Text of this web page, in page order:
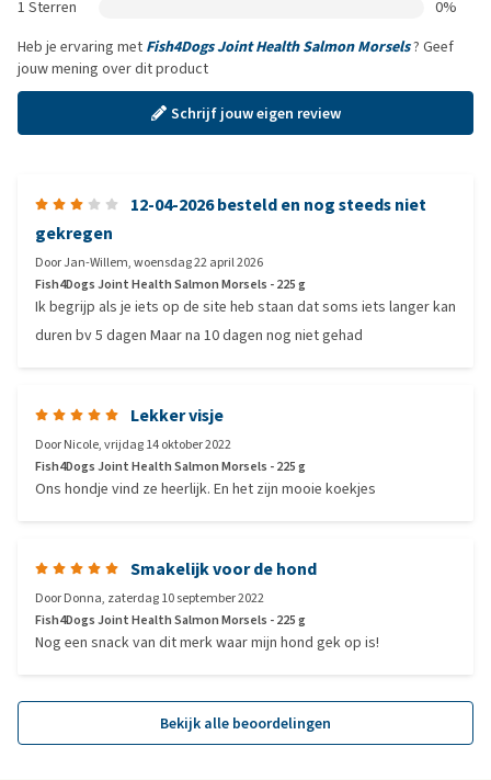
1 Sterren
0%
Heb je ervaring met Fish4Dogs Joint Health Salmon Morsels? Geef
jouw mening over dit product
Schrijf jouw eigen review
12-04-2026 besteld en nog steeds niet
gekregen
DoorJan-Willem,woensdag 22 april 2026
Fish4Dogs Joint Health Salmon Morsels - 225 g
Ik begrijp als je iets op de site heb staan dat soms iets langer kan
duren bv 5 dagen Maar na 10 dagen nog niet gehad
Lekker visje
DoorNicole,vrijdag 14 oktober 2022
Fish4Dogs Joint Health Salmon Morsels - 225 g
Ons hondje vind ze heerlijk. En het zijn mooie koekjes
Smakelijk voor de hond
DoorDonna, zaterdag 10 september 2022
Fish4Dogs Joint Health Salmon Morsels - 225 g
Nog een snack van dit merk waar mijn hond gek op is!
Bekijk alle beoordelingen